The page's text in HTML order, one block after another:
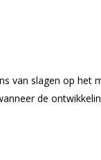
van slagen op het
de